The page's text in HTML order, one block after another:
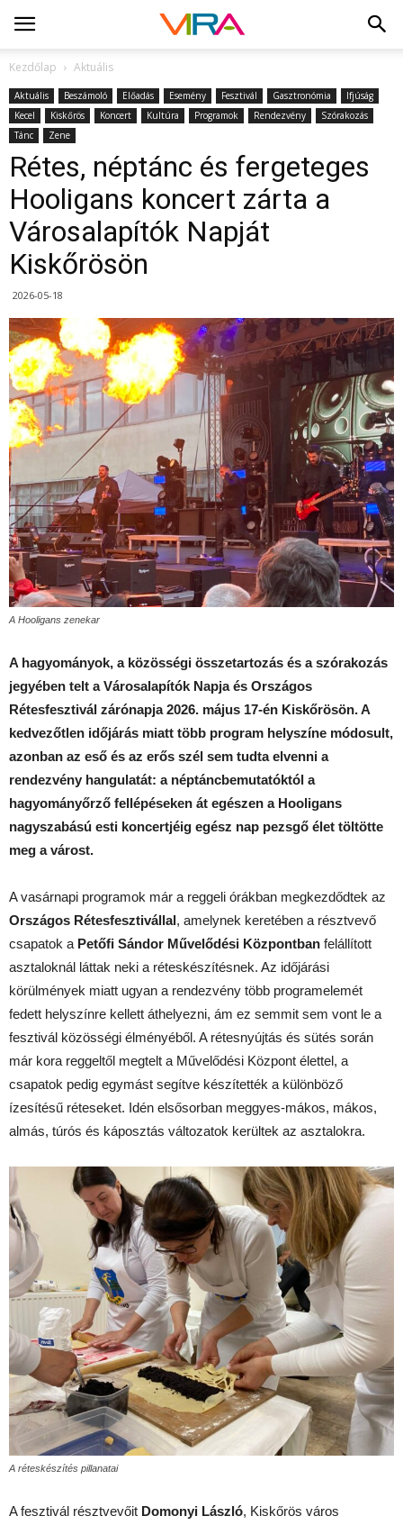
Kezdőlap Aktuális
Aktuális Beszámoló Előadás Esemény Fesztivál Gasztronómia
Ifjúság
Kecel
Kiskőrös Koncert Kultúra Programok Rendezvény
Szórakozás
Tánc
Zene
Rétes, néptánc és fergeteges
Hooligans koncert zárta a
Városalapítók Napját
Kiskőrösön
2026-05-18
A Hooligans zenekar
A hagyományok, a közösségi összetartozás és a szórakozás
jegyében telt a Városalapítók Napja és Országos
Rétesfesztivál zárónapja 2026. május 17-én Kiskőrösön. A
kedvezőtlen időjárás miatt több program helyszíne módosult,
azonban az eső és az erős szél sem tudta elvenni a
rendezvény hangulatát: a néptáncbemutatóktól a
hagyományőrző fellépéseken át egészen a Hooligans
nagyszabású esti koncertjéig egész nap pezsgő élet töltötte
meg a várost.
A vasárnapi programok már a reggeli órákban megkezdődtek az
Országos Rétesfesztivállal, amelynek keretében a résztvevő
csapatok a Petőfi Sándor Művelődési Központban felállított
asztaloknál láttak neki a réteskészítésnek. Az időjárási
körülmények miatt ugyan a rendezvény több programelemét
fedett helyszínre kellett áthelyezni, ám ez semmit sem vont le a
fesztivál közösségi élményéből. A rétesnyújtás és sütés során
már kora reggeltől megtelt a Művelődési Központ élettel, a
csapatok pedig egymást segítve készítették a különböző
ízesítésű réteseket. Idén elsősorban meggyes-mákos, mákos,
almás, túrós és káposztás változatok kerültek az asztalokra.
A réteskészítés pillanatai
A fesztivál résztvevőit Domonyi László, Kiskőrös város